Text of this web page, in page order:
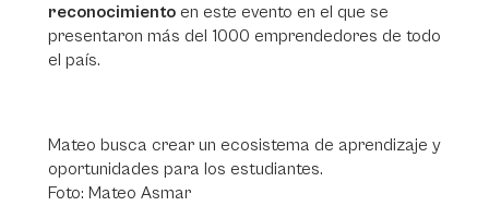
reconocimiento en este evento en el que se
presentaron más del 1000 emprendedores de todo
el país.
Mateo busca crear un ecosistema de aprendizaje y
oportunidades para los estudiantes.
Foto: Mateo Asmar